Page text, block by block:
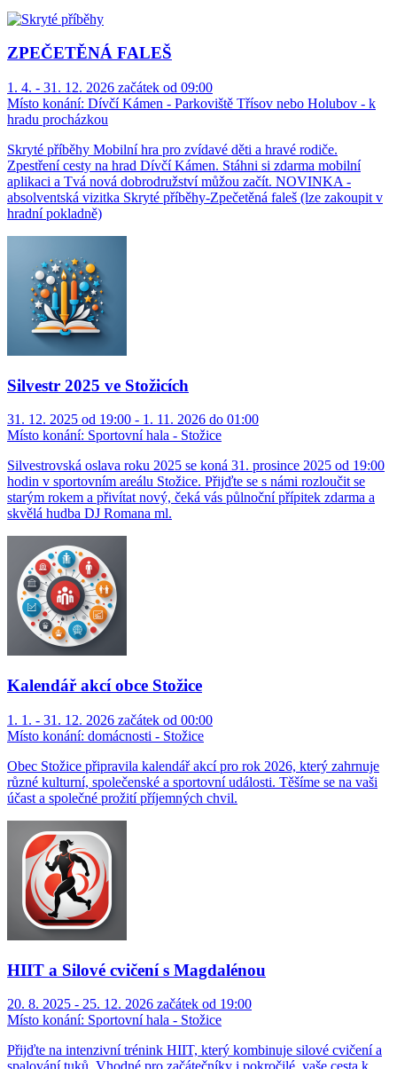
ZPEČETĚNÁ FALEŠ
1. 4. - 31. 12. 2026 začátek od 09:00
Místo konání: Dívčí Kámen - Parkoviště Třísov nebo Holubov - k
hradu procházkou
Skryté příběhy Mobilní hra pro zvídavé děti a hravé rodiče.
Zpestření cesty na hrad Dívčí Kámen. Stáhni si zdarma mobilní
aplikaci a Tvá nová dobrodružství můžou začít. NOVINKA -
absolventská vizitka Skryté příběhy-Zpečetěná faleš (lze zakoupit v
hradní pokladně)
Silvestr 2025 ve Stožicích
31. 12. 2025 od 19:00 - 1. 11. 2026 do 01:00
Místo konání: Sportovní hala - Stožice
Silvestrovská oslava roku 2025 se koná 31. prosince 2025 od 19:00
hodin v sportovním areálu Stožice. Přijďte se s námi rozloučit se
starým rokem a přivítat nový, čeká vás půlnoční přípitek zdarma a
skvělá hudba DJ Romana ml.
Kalendář akcí obce Stožice
1. 1. - 31. 12. 2026 začátek od 00:00
Místo konání: domácnosti - Stožice
Obec Stožice připravila kalendář akcí pro rok 2026, který zahrnuje
různé kulturní, společenské a sportovní události. Těšíme se na vaši
účast a společné prožití příjemných chvil.
HIIT a Silové cvičení s Magdalénou
20. 8. 2025 - 25. 12. 2026 začátek od 19:00
Místo konání: Sportovní hala - Stožice
Přijďte na intenzivní trénink HIIT, který kombinuje silové cvičení a